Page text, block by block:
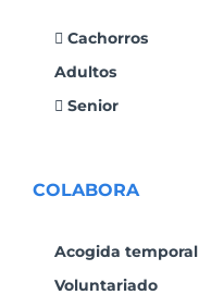
Cachorros
Adultos
Senior
COLABORA
Acogida temporal
Voluntariado